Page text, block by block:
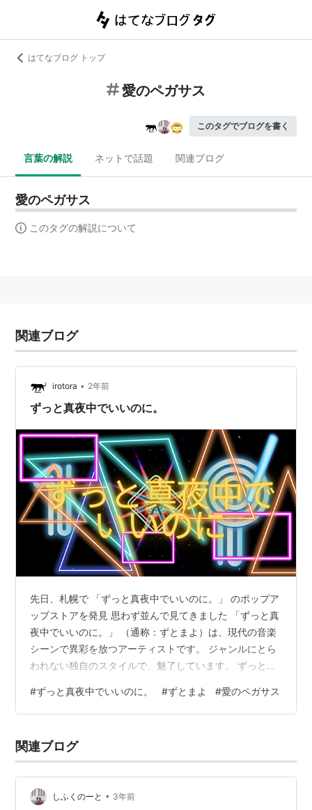
はてなブログ トップ
愛のペガサス
このタグでブログを書く
言葉の解説 ネットで話題 関連ブログ
愛のペガサス
このタグの解説について
関連ブログ
irotora • 2年前
ずっと真夜中でいいのに。
先日、札幌で 「ずっと真夜中でいいのに。」 のポップア
ップストアを発見 思わず並んで見てきました 「ずっと真
夜中でいいのに。」 （通称：ずとまよ）は、現代の音楽
シーンで異彩を放つアーティストです。 ジャンルにとら
われない独自のスタイルで、魅了しています。 ずっと真
よの楽曲は、深い感情を表現する歌詞と、耳に残るメロ
ディが特徴です。例えば、「秒針を噛む」という曲は、
の名前を一躍有名にしました。 2. ミステリアスな存在感
メンバーの詳細が明かされていないことも、ずとまよの
#ずっと真夜中でいいのに。 #ずとまよ #愛のペガサス
関連ブログ
しふくのーと • 3年前